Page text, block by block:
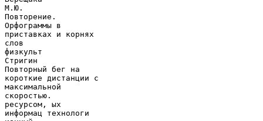
М.Ю.
Повторение.
Орфограммы в
приставках и корнях
слов
физкульт
Стригин
Повторный бег на
короткие дистанции с
максимальной
скоростью.
ресурсом, ых
информац технологи